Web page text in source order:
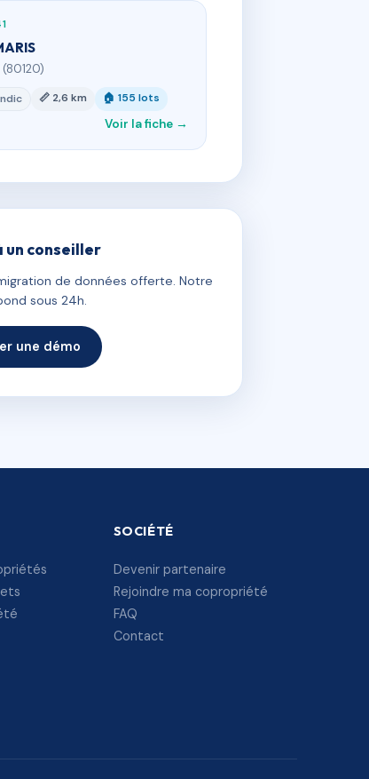
(80120)
📏 2,6 km 🏠 155 lots
Voir la fiche →
un conseiller
de données offerte. Notre
sous 24h.
une démo
SOCIÉTÉ
Devenir partenaire
Rejoindre ma copropriété
FAQ
Contact